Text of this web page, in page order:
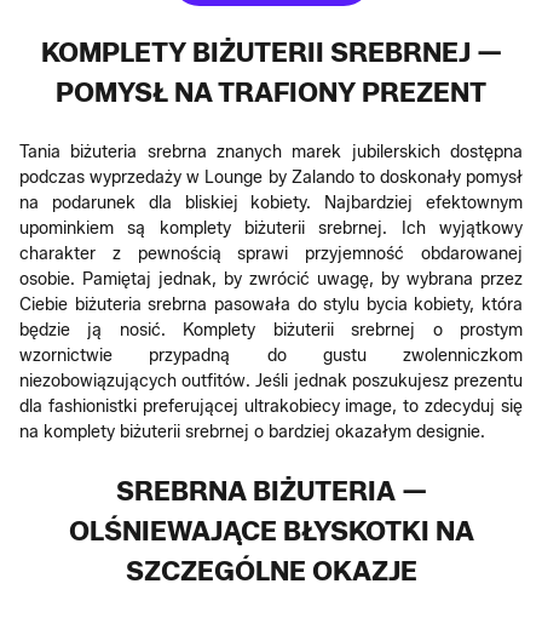
KOMPLETY BIŻUTERII SREBRNEJ —
POMYSŁ NA TRAFIONY PREZENT
Tania biżuteria srebrna znanych marek jubilerskich dostępna
podczas wyprzedaży w Lounge by Zalando to doskonały pomysł
na podarunek dla bliskiej kobiety. Najbardziej efektownym
upominkiem są komplety biżuterii srebrnej. Ich wyjątkowy
charakter z pewnością sprawi przyjemność obdarowanej
osobie. Pamiętaj jednak, by zwrócić uwagę, by wybrana przez
Ciebie biżuteria srebrna pasowała do stylu bycia kobiety, która
będzie ją nosić. Komplety biżuterii srebrnej o prostym
wzornictwie przypadną do gustu zwolenniczkom
niezobowiązujących outfitów. Jeśli jednak poszukujesz prezentu
dla fashionistki preferującej ultrakobiecy image, to zdecyduj się
na komplety biżuterii srebrnej o bardziej okazałym designie.
SREBRNA BIŻUTERIA —
OLŚNIEWAJĄCE BŁYSKOTKI NA
SZCZEGÓLNE OKAZJE